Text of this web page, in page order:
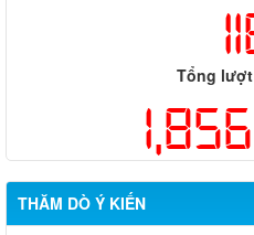
Tổng
THĂM DÒ Ý KIẾN